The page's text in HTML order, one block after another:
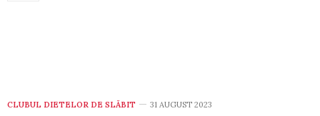
CLUBUL DIETELOR DE SLĂBIT 31 AUGUST 2023